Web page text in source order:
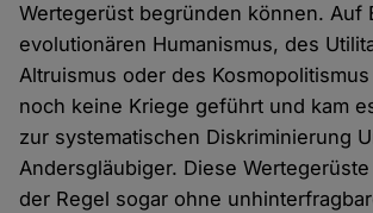
Wertegerüst begründen können. Auf
evolutionären Humanismus, des
Altruismus oder des
noch keine Kriege geführt und kam
zur systematischen Diskriminierung
Andersgläubiger. Diese
der Regel sogar ohne